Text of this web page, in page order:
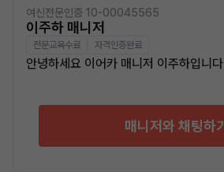
여신전문인증 10-00045565
이주하 매니저
전문교육수료 자격인증완료
안녕하세요 이어카 매니저 이주하입니다
매니저와 채팅하기